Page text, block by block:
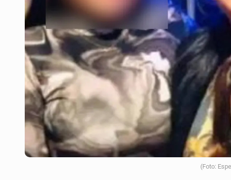
Descartan riesgo tras reportes de
Cae en Zapopan prófugo
Resalta Fujimori restablecimiento de
(Foto: